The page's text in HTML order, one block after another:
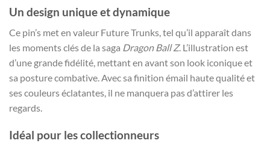
Un design unique et dynamique
Ce pin’s met en valeur Future Trunks, tel qu’il apparaît dans
les moments clés de la saga Dragon Ball Z. L’illustration est
d’une grande fidélité, mettant en avant son look iconique et
sa posture combative. Avec sa finition émail haute qualité et
ses couleurs éclatantes, il ne manquera pas d’attirer les
regards.
Idéal pour les collectionneurs